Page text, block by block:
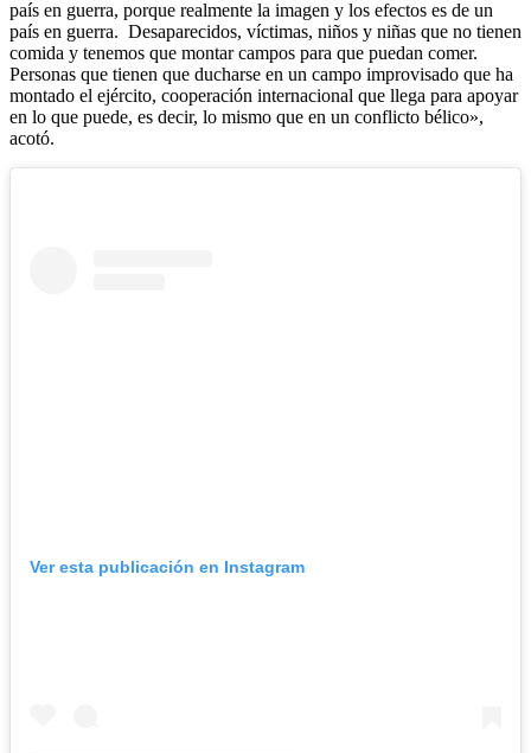
país en guerra, porque realmente la imagen y los efectos es de un
país en guerra. Desaparecidos, víctimas, niños y niñas que no tienen
comida y tenemos que montar campos para que puedan comer.
Personas que tienen que ducharse en un campo improvisado que ha
montado el ejército, cooperación internacional que llega para apoyar
en lo que puede, es decir, lo mismo que en un conflicto bélico»,
acotó.
Ver esta publicación en Instagram